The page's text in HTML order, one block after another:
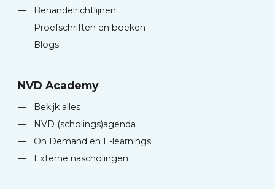
—
Behandelrichtlijnen
—
Proefschriften en boeken
—
Blogs
NVD Academy
—
Bekijk alles
—
NVD (scholings)agenda
—
On Demand en E-learnings
—
Externe nascholingen